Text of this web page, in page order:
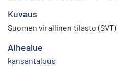
Kuvaus
Suomen virallinen tilasto (SVT)
Aihealue
kansantalous